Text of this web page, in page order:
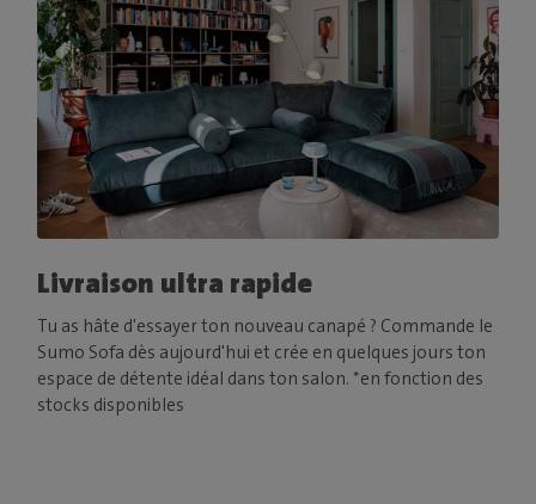
Livraison ultra rapide
Tu as hâte d'essayer ton nouveau canapé ? Commande le
Sumo Sofa dès aujourd'hui et crée en quelques jours ton
espace de détente idéal dans ton salon. *en fonction des
stocks disponibles